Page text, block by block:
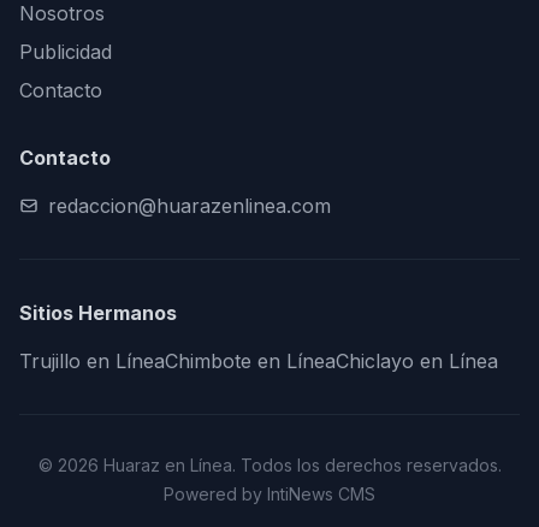
Nosotros
Publicidad
Contacto
Contacto
redaccion@huarazenlinea.com
Sitios Hermanos
Trujillo en LíneaChimbote en LíneaChiclayo en Línea
© 2026 Huaraz en Línea. Todos los derechos reservados.
Powered by IntiNews CMS